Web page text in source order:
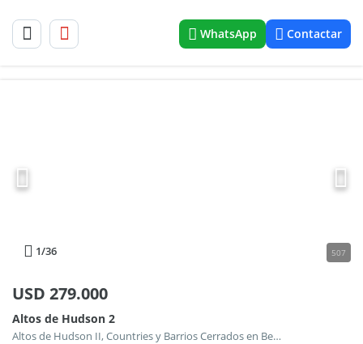
WhatsApp Contactar
1/36 507
USD 279.000
Altos de Hudson 2
Altos de Hudson II, Countries y Barrios Cerrados en Berazategui